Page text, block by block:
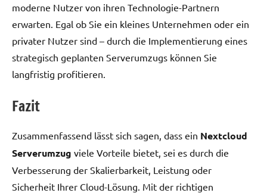
moderne Nutzer von ihren Technologie-Partnern
erwarten. Egal ob Sie ein kleines Unternehmen oder ein
privater Nutzer sind – durch die Implementierung eines
strategisch geplanten Serverumzugs können Sie
langfristig profitieren.
Fazit
Zusammenfassend lässt sich sagen, dass ein Nextcloud
Serverumzug viele Vorteile bietet, sei es durch die
Verbesserung der Skalierbarkeit, Leistung oder
Sicherheit Ihrer Cloud-Lösung. Mit der richtigen